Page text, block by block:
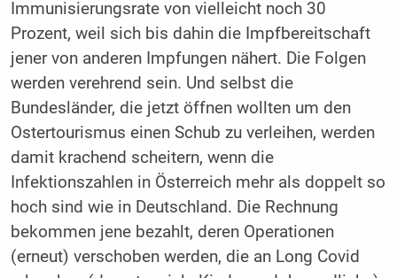
Immunisierungsrate von vielleicht noch 30
Prozent, weil sich bis dahin die Impfbereitschaft
jener von anderen Impfungen nähert. Die Folgen
werden verehrend sein. Und selbst die
Bundesländer, die jetzt öffnen wollten um den
Ostertourismus einen Schub zu verleihen, werden
damit krachend scheitern, wenn die
Infektionszahlen in Österreich mehr als doppelt so
hoch sind wie in Deutschland. Die Rechnung
bekommen jene bezahlt, deren Operationen
(erneut) verschoben werden, die an Long Covid